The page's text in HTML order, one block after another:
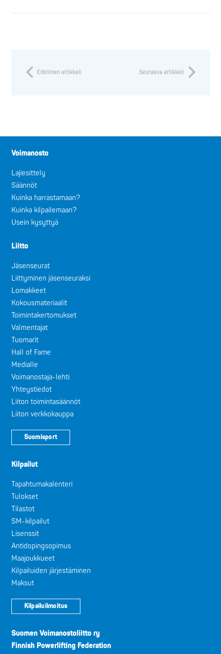
Edellinen artikkeli Seuraava artikkeli
Voimanosto
Lajiesittely
Säännöt
Kuinka harrastamaan?
Kuinka kilpailemaan?
Usein kysyttyä
Liitto
Jäsenseurat
Liittyminen jäsenseuraksi
Lomakkeet
Kokousmateriaalit
Toimintakertomukset
Valmentajat
Tuomarit
Hall of Fame
Medialle
Voimanostaja-lehti
Yhteystiedot
Liiton toimintasäännöt
Liiton verkkokauppa
Suomisport
Kilpailut
Tapahtumakalenteri
Tulokset
Tilastot
SM-kilpailut
Lisenssit
Antidopingsopimus
Maajoukkueet
Kilpailuiden järjestäminen
Maksut
Kilpailuilmoitus
Suomen Voimanostoliitto ry
Finnish Powerlifting Federation